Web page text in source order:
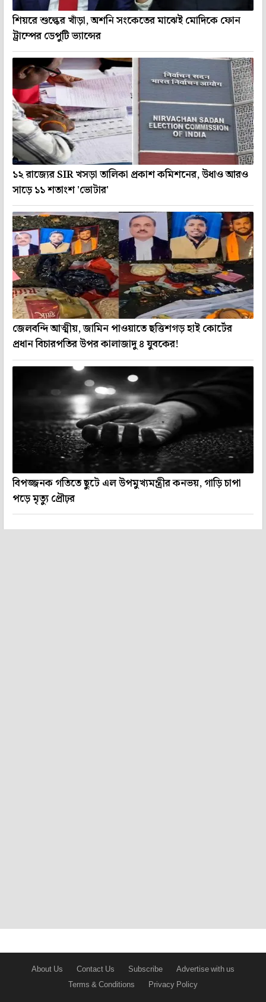
শিয়রে শুল্কের খাঁড়া, অশনি সংকেতের মাঝেই মোদিকে ফোন
ট্রাম্পের ডেপুটি ভ্যান্সের
১২ রাজ্যের SIR খসড়া তালিকা প্রকাশ কমিশনের, উধাও আরও
সাড়ে ১১ শতাংশ 'ভোটার'
জেলবন্দি আত্মীয়, জামিন পাওয়াতে ছত্তিশগড় হাই কোর্টের
প্রধান বিচারপতির উপর কালাজাদু ৪ যুবকের!
বিপজ্জনক গতিতে ছুটে এল উপমুখ্যমন্ত্রীর কনভয়, গাড়ি চাপা
পড়ে মৃত্যু প্রৌঢ়র
About Us Contact Us Subscribe
Advertise with us
Terms & Conditions
Privacy Policy